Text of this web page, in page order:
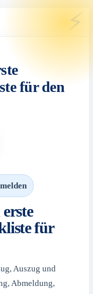
für den
für
Auszug und
Abmeldung,